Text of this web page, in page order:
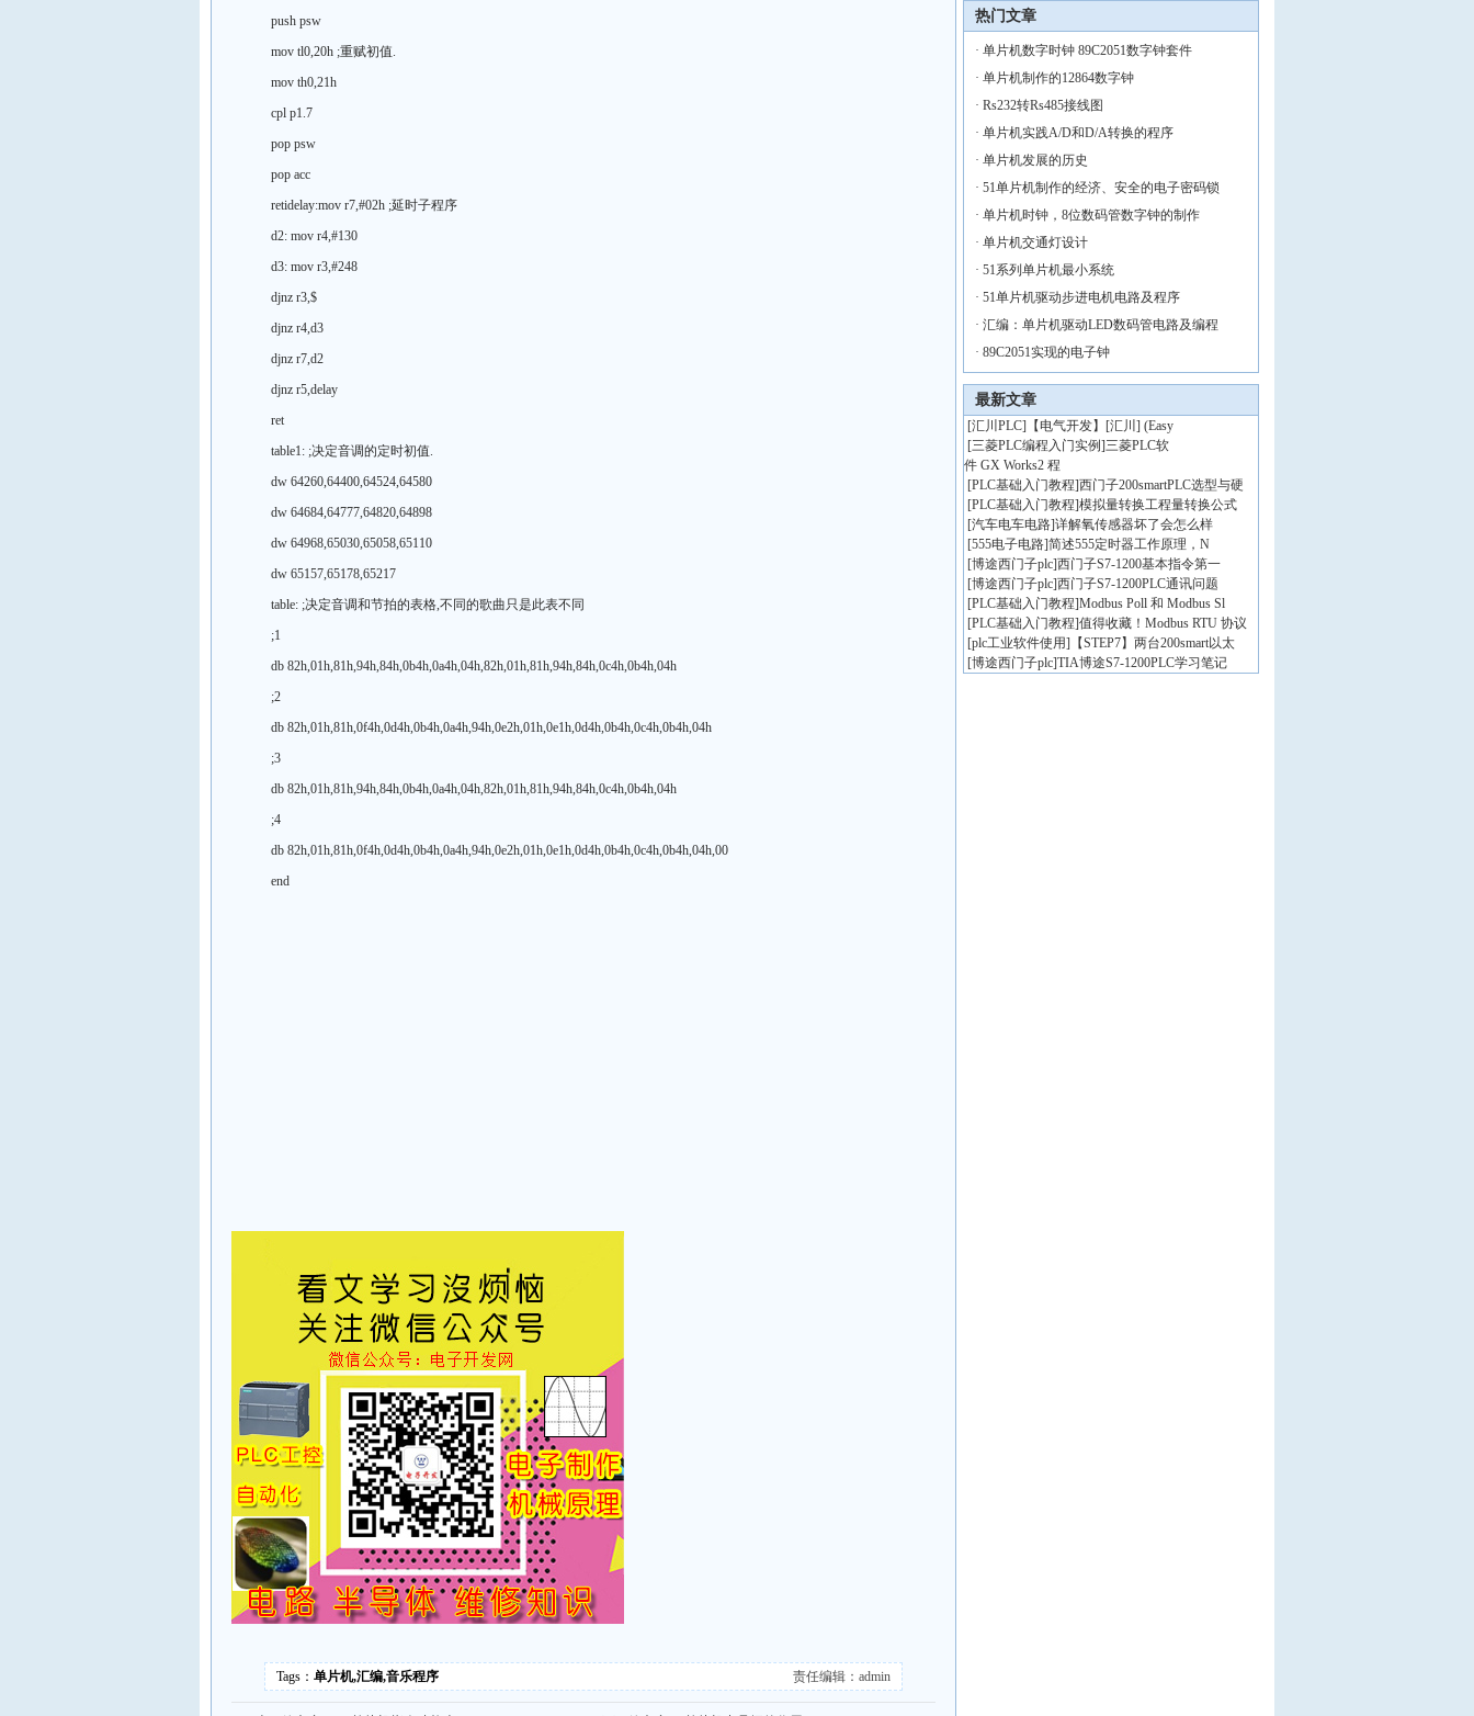
push psw
mov tl0,20h ;重赋初值.
mov th0,21h
cpl p1.7
pop psw
pop acc
retidelay:mov r7,#02h ;延时子程序
d2: mov r4,#130
d3: mov r3,#248
djnz r3,$
djnz r4,d3
djnz r7,d2
djnz r5,delay
ret
table1: ;决定音调的定时初值.
dw 64260,64400,64524,64580
dw 64684,64777,64820,64898
dw 64968,65030,65058,65110
dw 65157,65178,65217
table: ;决定音调和节拍的表格,不同的歌曲只是此表不同
;1
db 82h,01h,81h,94h,84h,0b4h,0a4h,04h,82h,01h,81h,94h,84h,0c4h,0b4h,04h
;2
db 82h,01h,81h,0f4h,0d4h,0b4h,0a4h,94h,0e2h,01h,0e1h,0d4h,0b4h,0c4h,0b4h,04h
;3
db 82h,01h,81h,94h,84h,0b4h,0a4h,04h,82h,01h,81h,94h,84h,0c4h,0b4h,04h
;4
db 82h,01h,81h,0f4h,0d4h,0b4h,0a4h,94h,0e2h,01h,0e1h,0d4h,0b4h,0c4h,0b4h,04h,00
end
Tags： 单片机,汇编,音乐程序 责任编辑：admin
热门文章
· 单片机数字时钟 89C2051数字钟套件
· 单片机制作的12864数字钟
· Rs232转Rs485接线图
· 单片机实践A/D和D/A转换的程序
· 单片机发展的历史
· 51单片机制作的经济、安全的电子密码锁
· 单片机时钟，8位数码管数字钟的制作
· 单片机交通灯设计
· 51系列单片机最小系统
· 51单片机驱动步进电机电路及程序
· 汇编：单片机驱动LED数码管电路及编程
· 89C2051实现的电子钟
最新文章
[汇川PLC] 【电气开发】[汇川] (Easy
[三菱PLC编程入门实例]三菱PLC软
件 GX Works2 程
[PLC基础入门教程]西门子200smartPLC选型与硬
[PLC基础入门教程]模拟量转换工程量转换公式
[汽车电车电路]详解氧传感器坏了会怎么样
[555电子电路]简述555定时器工作原理，N
[博途西门子plc]西门子S7-1200基本指令第一
[博途西门子plc]西门子S7-1200PLC通讯问题
[PLC基础入门教程]Modbus Poll 和 Modbus Sl
[PLC基础入门教程]值得收藏！Modbus RTU 协议
[plc工业软件使用] 【STEP7】两台200smart以太
[博途西门子plc]TIA博途S7-1200PLC学习笔记